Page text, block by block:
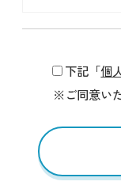
下記「個
※ご同意い